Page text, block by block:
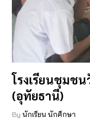
โรงเรียนชุมช
(อุทัยธานี)
By นักเรียน นักศึกษา